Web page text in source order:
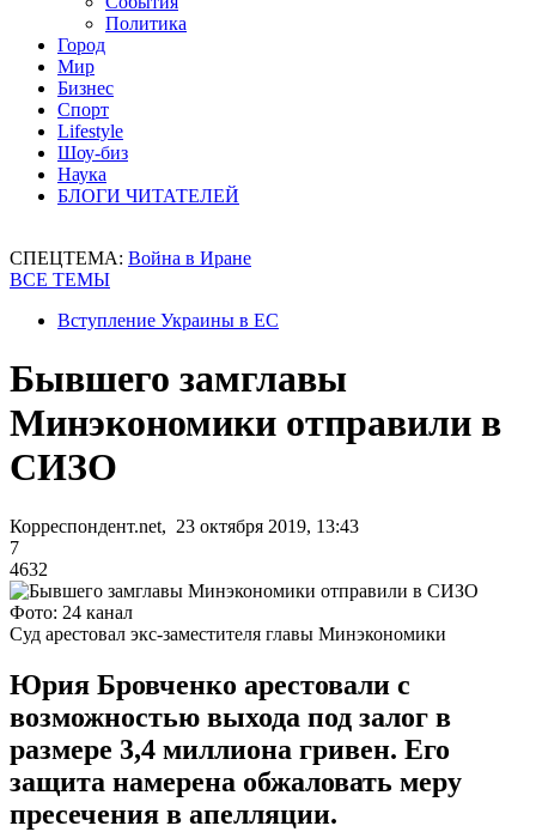
Политика
Город
Мир
Бизнес
Спорт
Lifestyle
Шоу-биз
Наука
БЛОГИ ЧИТАТЕЛЕЙ
СПЕЦТЕМА: Война в Иране
ВСЕ ТЕМЫ
Вступление Украины в ЕС
Бывшего замглавы
Минэкономики отправили в
СИЗО
Корреспондент.net, 23 октября 2019, 13:43
7
4632
Фото: 24 канал
Суд арестовал экс-заместителя главы Минэкономики
Юрия Бровченко арестовали с
возможностью выхода под залог в
размере 3,4 миллиона гривен. Его
защита намерена обжаловать меру
пресечения в апелляции.